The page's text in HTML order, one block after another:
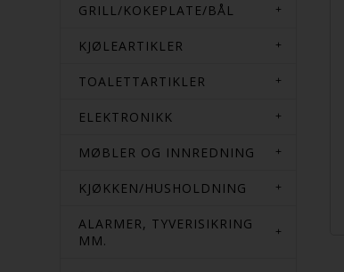
GRILL/KOKEPLATE/BÅL
KJØLEARTIKLER
TOALETTARTIKLER
ELEKTRONIKK
MØBLER OG INNREDNING
KJØKKEN/HUSHOLDNING
ALARMER, TYVERISIKRING
MM.